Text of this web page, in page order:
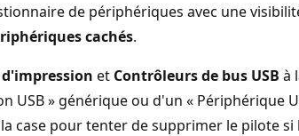
de périphériques avec une
cachés.
et Contrôleurs de bus USB à
USB » générique ou d'un « Périphérique
la case pour tenter de supprimer le pilote